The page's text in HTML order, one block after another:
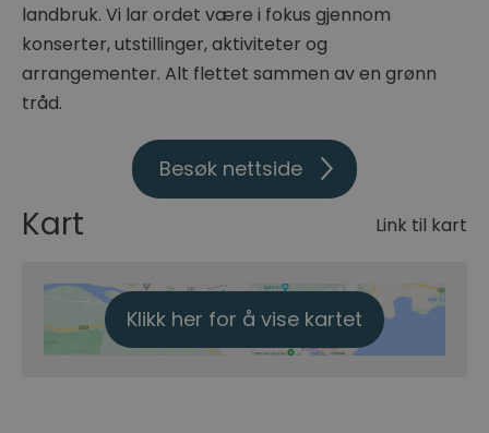
landbruk. Vi lar ordet være i fokus gjennom
konserter, utstillinger, aktiviteter og
arrangementer. Alt flettet sammen av en grønn
tråd.
Besøk nettside
Kart Link til kart
Klikk her for å vise kartet